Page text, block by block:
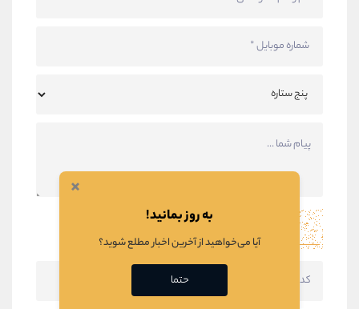
×
به روز بمانید!
آیا می‌خواهید از آخرین اخبار مطلع شوید؟
حتما